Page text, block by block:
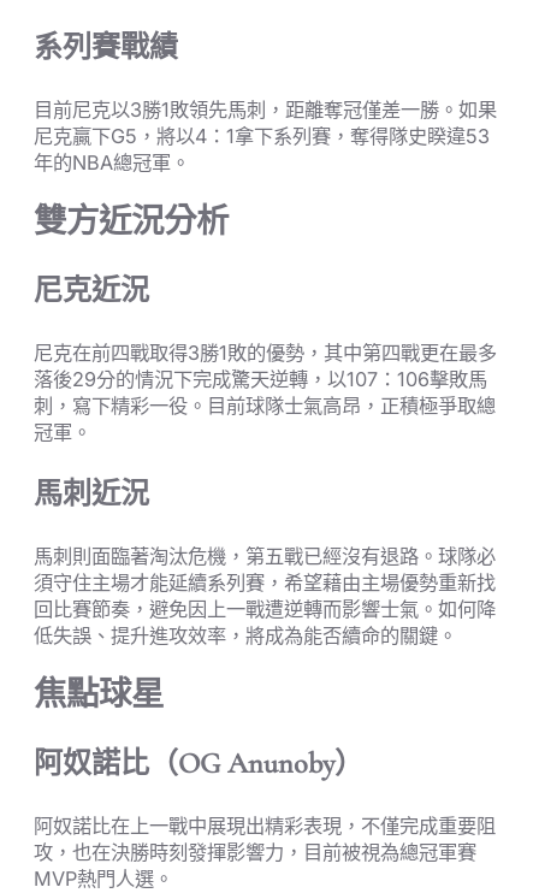
系列賽戰績
目前尼克以3勝1敗領先馬刺，距離奪冠僅差一勝。如果
尼克贏下G5，將以4：1拿下系列賽，奪得隊史睽違53
年的NBA總冠軍。
雙方近況分析
尼克近況
尼克在前四戰取得3勝1敗的優勢，其中第四戰更在最多
落後29分的情況下完成驚天逆轉，以107：106擊敗馬
刺，寫下精彩一役。目前球隊士氣高昂，正積極爭取總
冠軍。
馬刺近況
馬刺則面臨著淘汰危機，第五戰已經沒有退路。球隊必
須守住主場才能延續系列賽，希望藉由主場優勢重新找
回比賽節奏，避免因上一戰遭逆轉而影響士氣。如何降
低失誤、提升進攻效率，將成為能否續命的關鍵。
焦點球星
阿奴諾比（OG Anunoby）
阿奴諾比在上一戰中展現出精彩表現，不僅完成重要阻
攻，也在決勝時刻發揮影響力，目前被視為總冠軍賽
MVP熱門人選。